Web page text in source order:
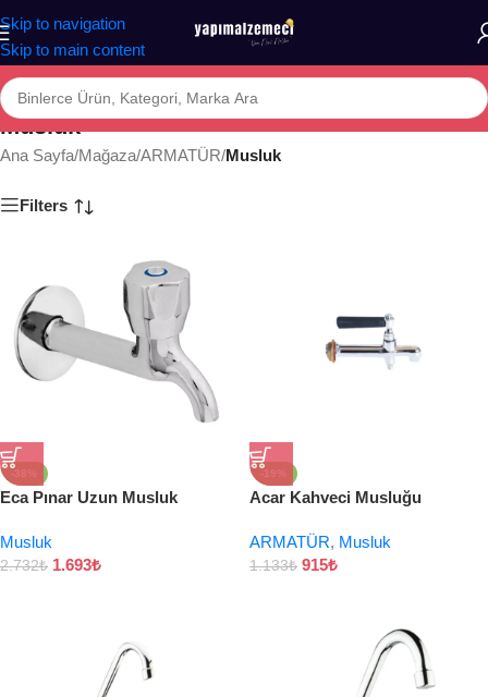
Skip to navigation
Skip to main content
Musluk
Ana Sayfa/Mağaza/ARMATÜR/Musluk
Filters
-38%
Eca Pınar Uzun Musluk
Musluk
2.732₺ 1.693₺
-19%
Acar Kahveci Musluğu
ARMATÜR, Musluk
1.133₺ 915₺